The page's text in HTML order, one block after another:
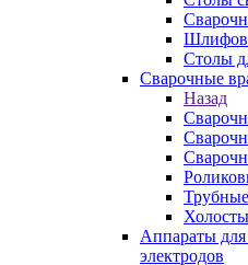
Столы
Сварочные
Назад
Аппараты
электродов